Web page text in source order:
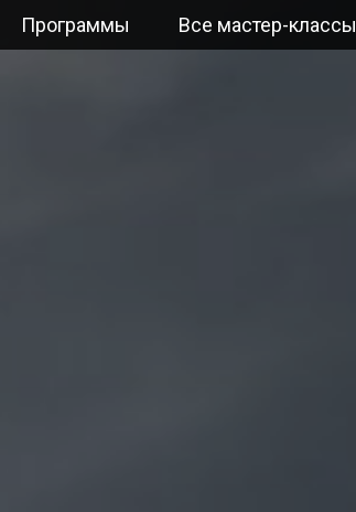
Программы Все мастер-классы